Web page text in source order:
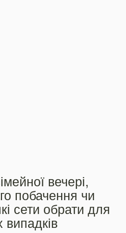
вечері,
побачення чи
сети обрати для
випадків